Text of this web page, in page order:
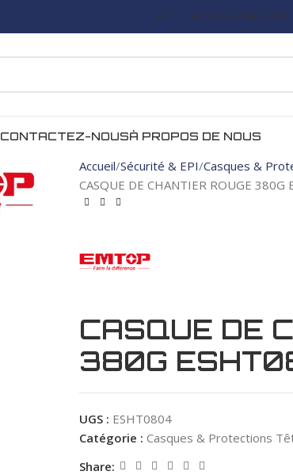
ACCUEILÀ PROPOS DE
CONTACTEZ-NOUSÀ PROPOS DE NOUS
Accueil Sécurité & EPI Casques &
CASQUE DE CHANTIER ROUGE
CASQUE DE
380G
UGS : ESHT0804
Catégorie : Casques & Protections
Share: